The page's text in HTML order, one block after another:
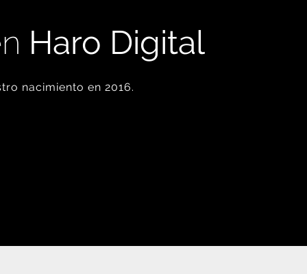
Haro Digital
nacimiento en 2016.